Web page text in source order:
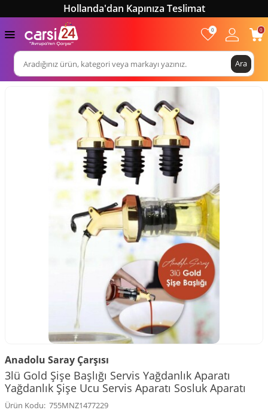
Hollanda'dan Kapınıza Teslimat
Ara
0 0
Anadolu Saray Çarşısı
3lü Gold Şişe Başlığı Servis Yağdanlık Aparatı
Yağdanlık Şişe Ucu Servis Aparatı Sosluk Aparatı
Ürün Kodu: 755MNZ1477229